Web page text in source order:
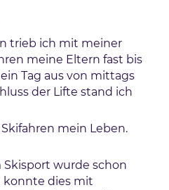
trieb ich mit meiner
meine Eltern fast bis
Tag aus von mittags
der Lifte stand ich
mein Leben.
Skisport wurde schon
dies mit